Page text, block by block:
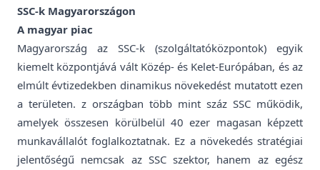
SSC-k Magyarországon
A magyar piac
Magyarország az SSC-k (szolgáltatóközpontok) egyik
kiemelt központjává vált Közép- és Kelet-Európában, és az
elmúlt évtizedekben dinamikus növekedést mutatott ezen
a területen. z országban több mint száz SSC működik,
amelyek összesen körülbelül 40 ezer magasan képzett
munkavállalót foglalkoztatnak. Ez a növekedés stratégiai
jelentőségű nemcsak az SSC szektor, hanem az egész